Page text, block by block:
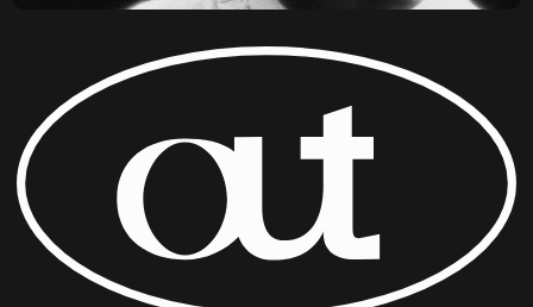
ИП ЛЕОНОВ ЛЕОНИД ДЕНИСОВИЧ
ПО ВОПРОСАМ СОТРУДНИЧЕСТВА И ПРОКАТА:
OUTCINEMA@YANDEX.RU
© OUT CINEMA 2024 ДИЗАЙН —